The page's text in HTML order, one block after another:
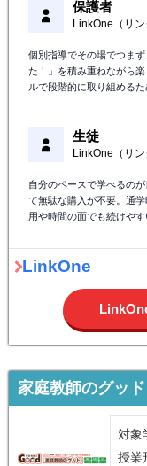
保護者
LinkOne（リン
個別指導でその場でつま
た！」を積み重ねながら
ルで段階的に取り組める
生徒
LinkOne（リン
自分のペースで学べるの
て無駄な購入が不要。通
用や時間の面でも続けやす
LinkOne
家庭教師のグッド
対象
授業